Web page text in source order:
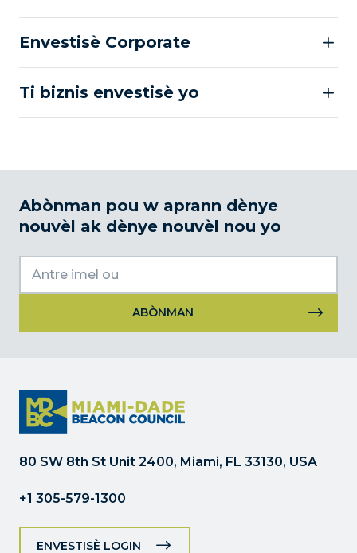
Envestisè Corporate
Ti biznis envestisè yo
Abònman pou w aprann dènye
nouvèl ak dènye nouvèl nou yo
Tanpri
kite
jaden
sa
vid.
80 SW 8th St Unit 2400, Miami, FL 33130, USA
+1 305-579-1300
ENVESTISÈ LOGIN